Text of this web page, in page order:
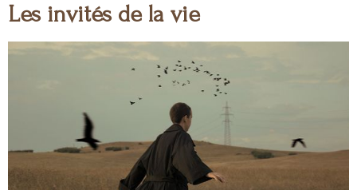
Les invités de la vie